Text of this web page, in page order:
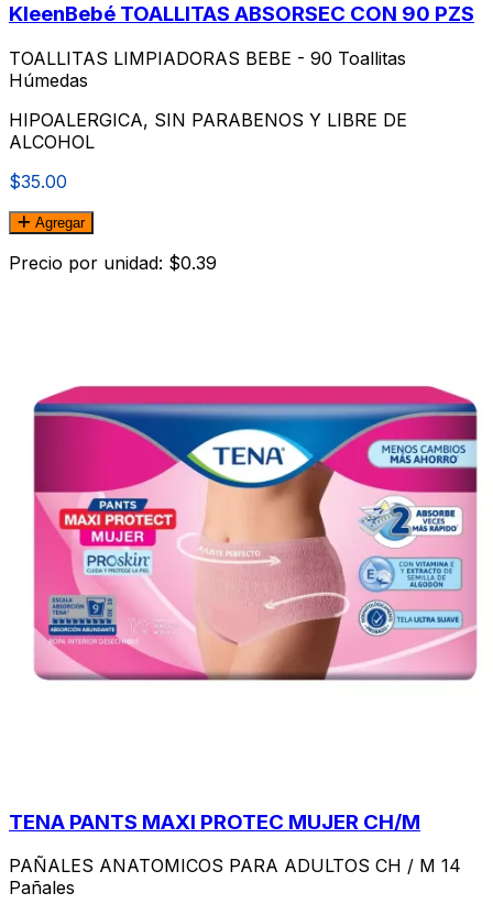
KleenBebé TOALLITAS ABSORSEC CON 90 PZS
TOALLITAS LIMPIADORAS BEBE - 90 Toallitas
Húmedas
HIPOALERGICA, SIN PARABENOS Y LIBRE DE
ALCOHOL
$35.00
Agregar
Precio por unidad: $0.39
TENA PANTS MAXI PROTEC MUJER CH/M
PAÑALES ANATOMICOS PARA ADULTOS CH / M 14
Pañales